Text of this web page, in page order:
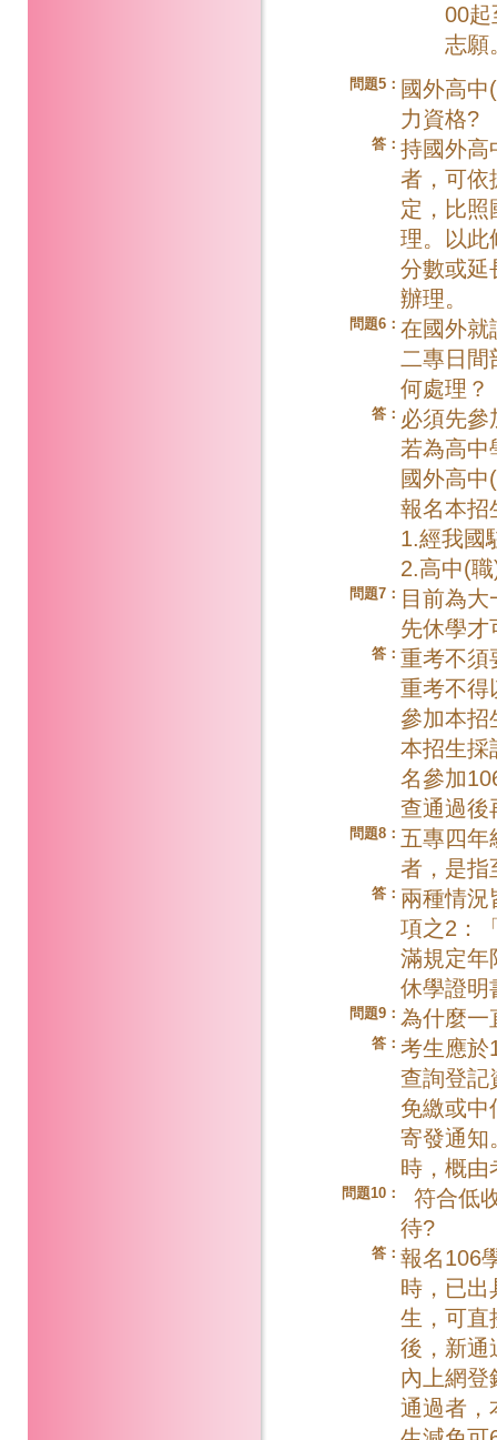
00起
志願
問題5： 國外高中
力資格?
答： 持國外高
者，可依
定，比照
理。以此
分數或延
辦理。
問題6： 在國外就
二專日間
何處理？
答： 必須先參
若為高中
國外高中
報名本招
1.經我國
2.高中(
問題7： 目前為
先休學才
答： 重考不須
重考不得
參加本招
本招生採
名參加
查通過後
問題8： 五專四年
者，是指
答： 兩種情況
項之2：
滿規定年
休學證明
問題9： 為什麼一
答： 考生應於
查詢登記
免繳或中
寄發通知
時，概由
問題10：
符合低
待?
答： 報名106
時，已出
生，可直
後，新通
內上網登
通過者，